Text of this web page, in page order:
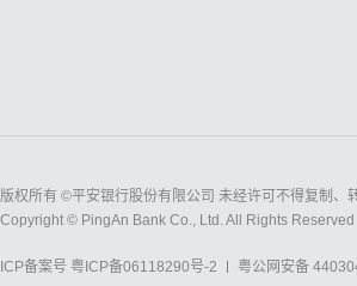
版权所有 ©平安银行股份有限公司 未经许可不得复制、
Copyright © PingAn Bank Co., Ltd. All Rights Reserved
ICP备案号 粤ICP备06118290号-2 粤公网安备